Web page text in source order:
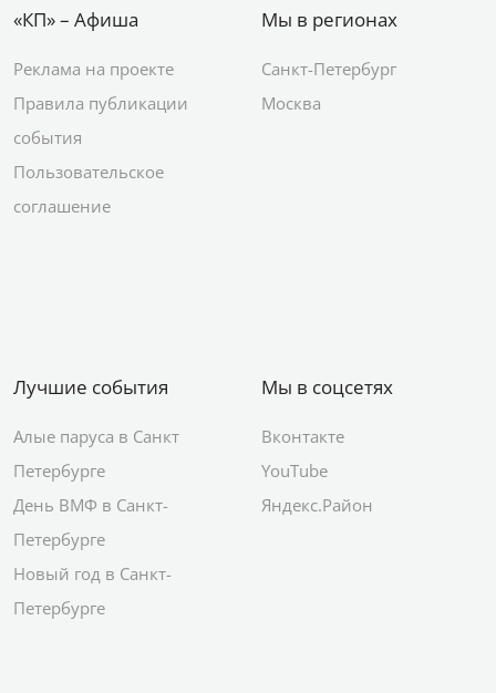
«КП» – Афиша
Реклама на проекте
Правила публикации
события
Пользовательское
соглашение
Мы в регионах
Санкт-Петербург
Москва
Лучшие события
Алые паруса в Санкт
Петербурге
День ВМФ в Санкт-
Петербурге
Новый год в Санкт-
Петербурге
Мы в соцсетях
Вконтакте
YouTube
Яндекс.Район